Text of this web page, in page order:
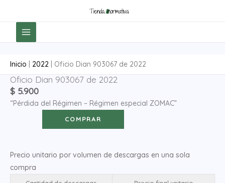
contenido
Inicio 2022 Oficio Dian 903067 de 2022
Oficio Dian 903067 de 2022
$ 5.900
“Pérdida del Régimen – Régimen especial ZOMAC”
Oficio
Dian
903067
COMPRAR
Precio unitario por volumen de descargas en una sola
compra